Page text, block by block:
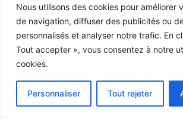
Nous utilisons des cookies pour améliorer
de navigation, diffuser des publicités ou
personnalisés et analyser notre trafic. En
Tout accepter », vous consentez à notre
cookies.
Personnaliser Tout rejeter